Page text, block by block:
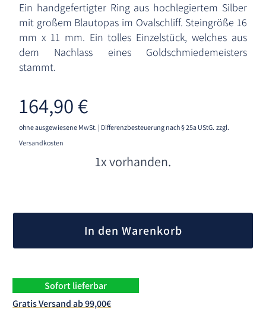
Ein handgefertigter Ring aus hochlegiertem Silber
mit großem Blautopas im Ovalschliff. Steingröße 16
mm x 11 mm. Ein tolles Einzelstück, welches aus
dem Nachlass eines Goldschmiedemeisters
stammt.
164,90€
ohne ausgewiesene MwSt. | Differenzbesteuerung nach § 25a UStG. zzgl.
Versandkosten
1x vorhanden.
In den Warenkorb
Sofort lieferbar
Gratis Versand ab 99,00€